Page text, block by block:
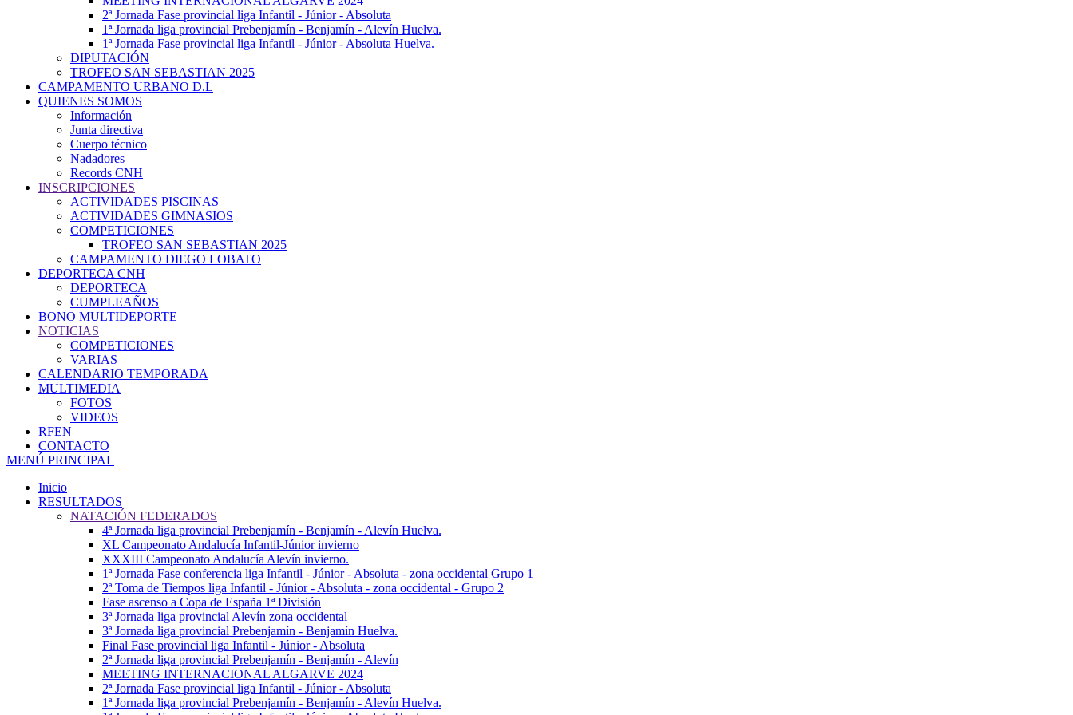
2ª Jornada Fase provincial liga Infantil - Júnior - Absoluta
1ª Jornada liga provincial Prebenjamín - Benjamín - Alevín Huelva.
1ª Jornada Fase provincial liga Infantil - Júnior - Absoluta Huelva.
DIPUTACIÓN
TROFEO SAN SEBASTIAN 2025
CAMPAMENTO URBANO D.L
QUIENES SOMOS
Información
Junta directiva
Cuerpo técnico
Nadadores
Records CNH
INSCRIPCIONES
ACTIVIDADES PISCINAS
ACTIVIDADES GIMNASIOS
COMPETICIONES
TROFEO SAN SEBASTIAN 2025
CAMPAMENTO DIEGO LOBATO
DEPORTECA CNH
DEPORTECA
CUMPLEAÑOS
BONO MULTIDEPORTE
NOTICIAS
COMPETICIONES
VARIAS
CALENDARIO TEMPORADA
MULTIMEDIA
FOTOS
VIDEOS
RFEN
CONTACTO
MENÚ PRINCIPAL
Inicio
RESULTADOS
NATACIÓN FEDERADOS
4ª Jornada liga provincial Prebenjamín - Benjamín - Alevín Huelva.
XL Campeonato Andalucía Infantil-Júnior invierno
XXXIII Campeonato Andalucía Alevín invierno.
1ª Jornada Fase conferencia liga Infantil - Júnior - Absoluta - zona occidental Grupo 1
2ª Toma de Tiempos liga Infantil - Júnior - Absoluta - zona occidental - Grupo 2
Fase ascenso a Copa de España 1ª División
3ª Jornada liga provincial Alevín zona occidental
3ª Jornada liga provincial Prebenjamín - Benjamín Huelva.
Final Fase provincial liga Infantil - Júnior - Absoluta
2ª Jornada liga provincial Prebenjamín - Benjamín - Alevín
MEETING INTERNACIONAL ALGARVE 2024
2ª Jornada Fase provincial liga Infantil - Júnior - Absoluta
1ª Jornada liga provincial Prebenjamín - Benjamín - Alevín Huelva.